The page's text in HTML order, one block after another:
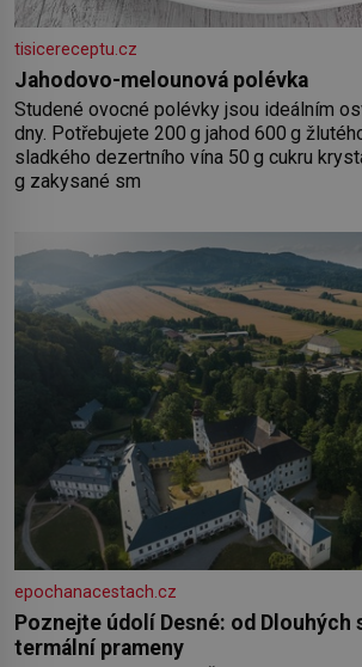
tisicereceptu.cz
Jahodovo-melounová polévka
Studené ovocné polévky jsou ideálním
dny. Potřebujete 200 g jahod 600 g žlutého melounu 100 ml
sladkého dezertního vína 50 g cukru
g zakysané sm
epochanacestach.cz
Poznejte údolí Desné: od Dlouhých
termální prameny